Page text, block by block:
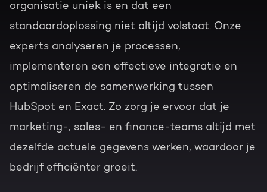
organisatie uniek is en dat een
standaardoplossing niet altijd volstaat. Onze
experts analyseren je processen,
implementeren een effectieve integratie en
optimaliseren de samenwerking tussen
HubSpot en Exact. Zo zorg je ervoor dat je
marketing-, sales- en finance-teams altijd met
dezelfde actuele gegevens werken, waardoor je
bedrijf efficiënter groeit.